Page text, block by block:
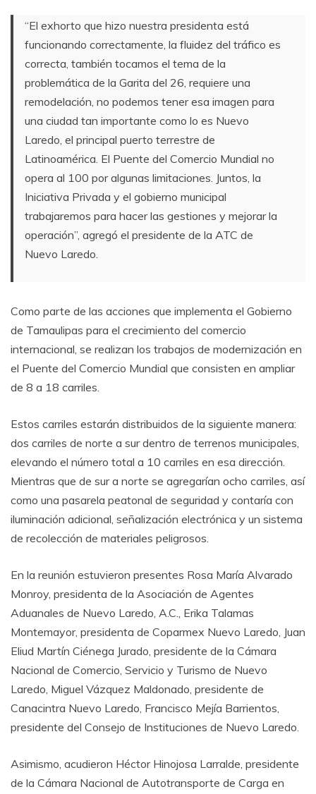
“El exhorto que hizo nuestra presidenta está
funcionando correctamente, la fluidez del tráfico es
correcta, también tocamos el tema de la
problemática de la Garita del 26, requiere una
remodelación, no podemos tener esa imagen para
una ciudad tan importante como lo es Nuevo
Laredo, el principal puerto terrestre de
Latinoamérica. El Puente del Comercio Mundial no
opera al 100 por algunas limitaciones. Juntos, la
Iniciativa Privada y el gobierno municipal
trabajaremos para hacer las gestiones y mejorar la
operación”, agregó el presidente de la ATC de
Nuevo Laredo.
Como parte de las acciones que implementa el Gobierno
de Tamaulipas para el crecimiento del comercio
internacional, se realizan los trabajos de modernización en
el Puente del Comercio Mundial que consisten en ampliar
de 8 a 18 carriles.
Estos carriles estarán distribuidos de la siguiente manera:
dos carriles de norte a sur dentro de terrenos municipales,
elevando el número total a 10 carriles en esa dirección.
Mientras que de sur a norte se agregarían ocho carriles, así
como una pasarela peatonal de seguridad y contaría con
iluminación adicional, señalización electrónica y un sistema
de recolección de materiales peligrosos.
En la reunión estuvieron presentes Rosa María Alvarado
Monroy, presidenta de la Asociación de Agentes
Aduanales de Nuevo Laredo, A.C., Erika Talamas
Montemayor, presidenta de Coparmex Nuevo Laredo, Juan
Eliud Martín Ciénega Jurado, presidente de la Cámara
Nacional de Comercio, Servicio y Turismo de Nuevo
Laredo, Miguel Vázquez Maldonado, presidente de
Canacintra Nuevo Laredo, Francisco Mejía Barrientos,
presidente del Consejo de Instituciones de Nuevo Laredo.
Asimismo, acudieron Héctor Hinojosa Larralde, presidente
de la Cámara Nacional de Autotransporte de Carga en